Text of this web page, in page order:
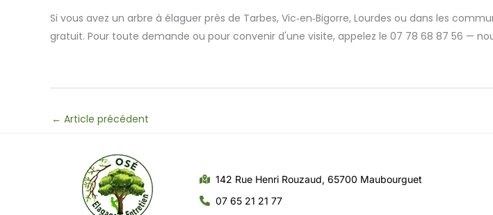
Si vous avez un arbre à élaguer près de Tarbes, Vic‑en‑Bigorre, Lourdes ou dans les
gratuit. Pour toute demande ou pour convenir d'une visite, appelez le 07 78 68 87 56 —
← Article précédent
142 Rue Henri Rouzaud, 65700 Maubourguet
07 65 21 21 77